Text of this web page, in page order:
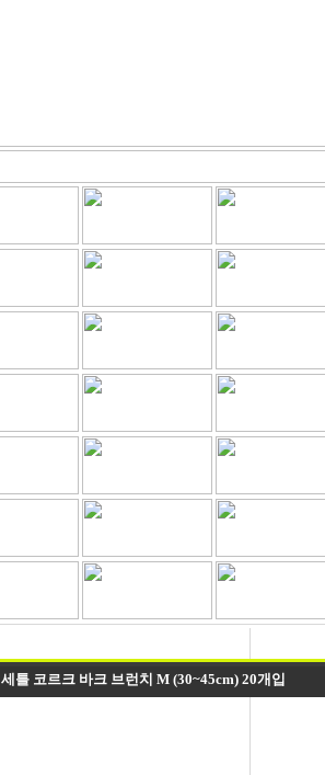
세틀 코르크 바크 브런치 M (30~45cm) 20개입